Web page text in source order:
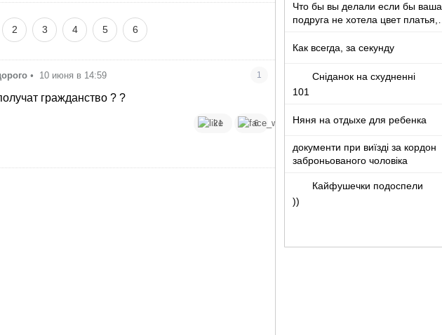
2 3 4 5 6
• 10 июня в 14:59 1
гражданство ? ?
21 6
Что бы вы делали если бы ваша
подруга не хотела цвет платья,
Как всегда, за секунду
Сніданок на схудненні
101
Няня на отдыхе для ребенка
документи при виїзді за кордон
заброньованого чоловіка
Кайфушечки подоспели
))